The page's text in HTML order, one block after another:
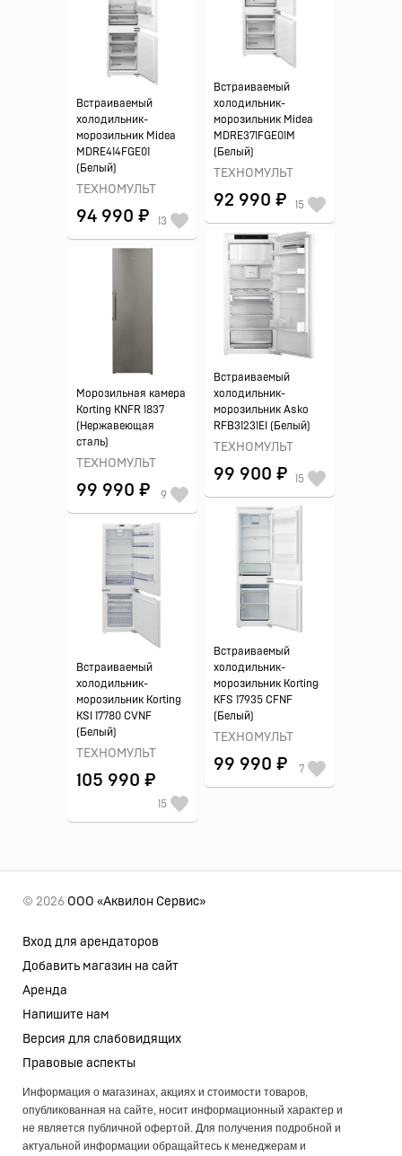
Встраиваемый
холодильник-
морозильник Midea
MDRE371FGE01M
(Белый)
ТЕХНОМУЛЬТ
92 990 ₽ 15
Встраиваемый
холодильник-
морозильник Midea
MDRE414FGE01
(Белый)
ТЕХНОМУЛЬТ
94 990 ₽ 13
Встраиваемый
холодильник-
морозильник Asko
RFB31231EI (Белый)
ТЕХНОМУЛЬТ
99 900 ₽ 15
Морозильная камера
Korting KNFR 1837
(Нержавеющая
сталь)
ТЕХНОМУЛЬТ
99 990 ₽ 9
Встраиваемый
холодильник-
морозильник Korting
KFS 17935 CFNF
(Белый)
ТЕХНОМУЛЬТ
99 990 ₽ 7
Встраиваемый
холодильник-
морозильник Korting
KSI 17780 CVNF
(Белый)
ТЕХНОМУЛЬТ
105 990 ₽
15
© 2026 ООО «Аквилон Сервис»
Вход для арендаторов
Добавить магазин на сайт
Аренда
Напишите нам
Версия для слабовидящих
Правовые аспекты
Информация о магазинах, акциях и стоимости товаров,
опубликованная на сайте, носит информационный характер и
не является публичной офертой. Для получения подробной и
актуальной информации обращайтесь к менеджерам и